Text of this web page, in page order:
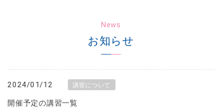
News
お知らせ
2024/01/12 講習について
開催予定の講習一覧